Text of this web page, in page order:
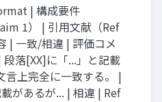
| 構成要件
1） | 引用文献（Ref
| 一致/相違 | 評価コメ
段落[XX]に「...」と記載
言上完全に一致する。 |
があるが... | 相違 | Ref